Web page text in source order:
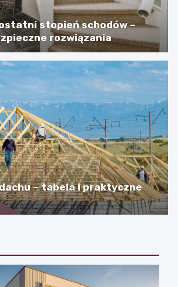
stopień schodów –
rozwiązania
– tabela i praktyczne